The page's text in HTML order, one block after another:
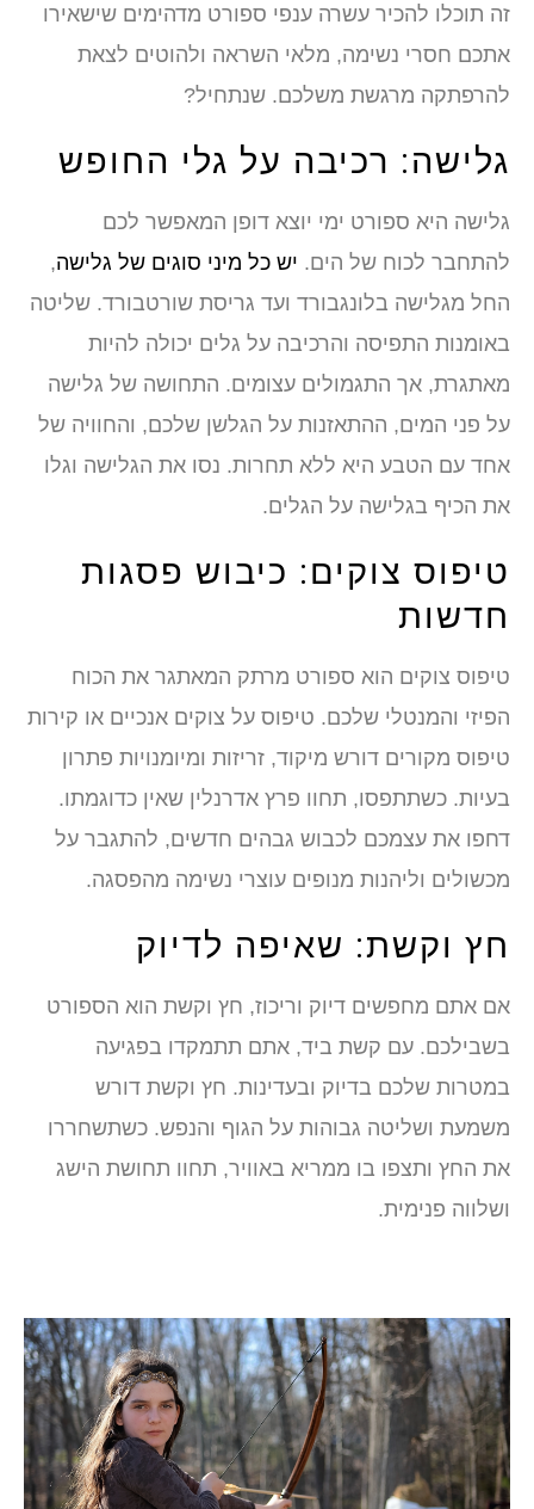
זה תוכלו להכיר עשרה ענפי ספורט מדהימים שישאירו
אתכם חסרי נשימה, מלאי השראה ולהוטים לצאת
להרפתקה מרגשת משלכם. שנתחיל?
גלישה: רכיבה על גלי החופש
גלישה היא ספורט ימי יוצא דופן המאפשר לכם
להתחבר לכוח של הים. יש כל מיני סוגים של גלישה,
החל מגלישה בלונגבורד ועד גריסת שורטבורד. שליטה
באומנות התפיסה והרכיבה על גלים יכולה להיות
מאתגרת, אך התגמולים עצומים. התחושה של גלישה
על פני המים, ההתאזנות על הגלשן שלכם, והחוויה של
אחד עם הטבע היא ללא תחרות. נסו את הגלישה וגלו
את הכיף בגלישה על הגלים.
טיפוס צוקים: כיבוש פסגות
חדשות
טיפוס צוקים הוא ספורט מרתק המאתגר את הכוח
הפיזי והמנטלי שלכם. טיפוס על צוקים אנכיים או קירות
טיפוס מקורים דורש מיקוד, זריזות ומיומנויות פתרון
בעיות. כשתתפסו, תחוו פרץ אדרנלין שאין כדוגמתו.
דחפו את עצמכם לכבוש גבהים חדשים, להתגבר על
מכשולים וליהנות מנופים עוצרי נשימה מהפסגה.
חץ וקשת: שאיפה לדיוק
אם אתם מחפשים דיוק וריכוז, חץ וקשת הוא הספורט
בשבילכם. עם קשת ביד, אתם תתמקדו בפגיעה
במטרות שלכם בדיוק ובעדינות. חץ וקשת דורש
משמעת ושליטה גבוהות על הגוף והנפש. כשתשחררו
את החץ ותצפו בו ממריא באוויר, תחוו תחושת הישג
ושלווה פנימית.